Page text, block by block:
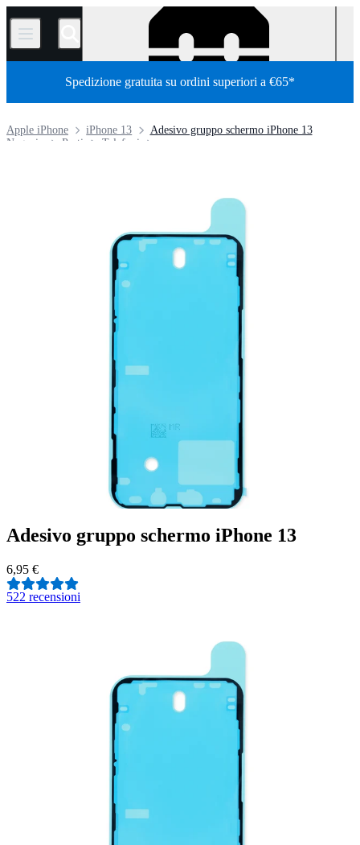
/
Spedizione gratuita su ordini superiori a €65*
Adesivo gruppo schermo iPhone 13
iPhone 13
Apple iPhone
Telefoni
Parti
Negozio
Adesivo gruppo schermo iPhone 13
6,95 €
522 recensioni